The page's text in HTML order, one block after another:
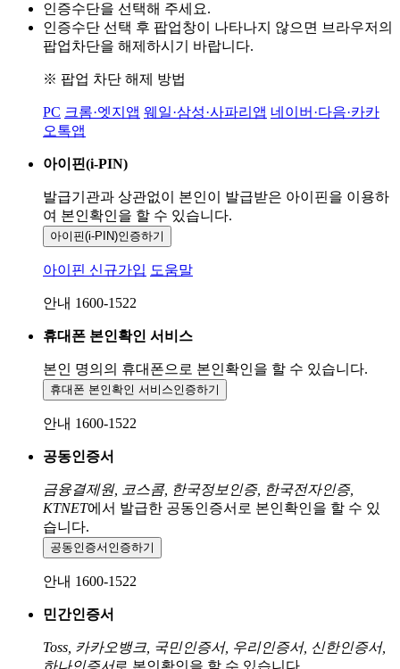
인증수단을 선택해 주세요.
인증수단 선택 후 팝업창이 나타나지 않으면 브라우저의
팝업차단을 해제하시기 바랍니다.
※ 팝업 차단 해제 방법
PC 크롬·엣지앱 웨일·삼성·사파리앱 네이버·다음·카카
오톡앱
아이핀(i-PIN)
발급기관과 상관없이 본인이 발급받은 아이핀을 이용하
여 본인확인을 할 수 있습니다.
아이핀(i-PIN)인증하기
아이핀 신규가입 도움말
안내 1600-1522
휴대폰 본인확인 서비스
본인 명의의 휴대폰으로 본인확인을 할 수 있습니다.
휴대폰 본인확인 서비스인증하기
안내 1600-1522
공동인증서
금융결제원, 코스콤, 한국정보인증, 한국전자인증,
KTNET에서 발급한 공동인증서로 본인확인을 할 수 있
습니다.
공동인증서 인증하기
안내 1600-1522
민간인증서
Toss, 카카오뱅크, 국민인증서, 우리인증서, 신한인증서,